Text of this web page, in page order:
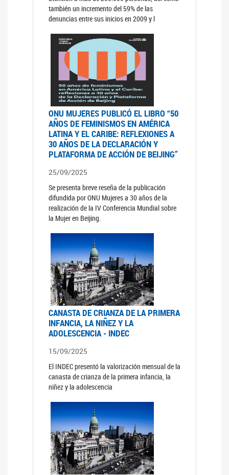
también un incremento del 59% de las
denuncias entre sus inicios en 2009 y l
ONU MUJERES PUBLICÓ EL LIBRO “50
AÑOS DE FEMINISMOS EN AMÉRICA
LATINA Y EL CARIBE: REFLEXIONES A
30 AÑOS DE LA DECLARACIÓN Y
PLATAFORMA DE ACCIÓN DE BEIJING”
25/09/2025
Se presenta breve reseña de la publicación
difundida por ONU Mujeres a 30 años de la
realización de la IV Conferencia Mundial sobre
la Mujer en Beijing.
CANASTA DE CRIANZA DE LA PRIMERA
INFANCIA, LA NIÑEZ Y LA
ADOLESCENCIA - INDEC
15/09/2025
El INDEC presentó la valorización mensual de la
canasta de crianza de la primera infancia, la
niñez y la adolescencia